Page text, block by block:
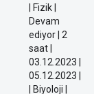
| Fizik |
Devam
ediyor | 2
saat |
03.12.2023 |
05.12.2023 |
| Biyoloji |